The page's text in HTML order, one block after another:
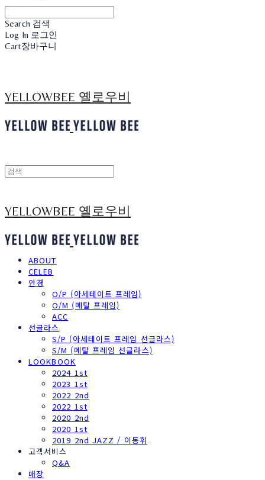
Search 검색
Log In 로그인
Cart장바구니
YELLOWBEE 옐로우비
YELLOWBEE 옐로우비
ABOUT
CELEB
안경
O/P (아세테이트 프레임)
O/M (메탈 프레임)
ACC
선글라스
S/P (아세테이트 프레임 선글라스)
S/M (메탈 프레임 선글라스)
LOOKBOOK
2024 1st
2023 1st
2022 2nd
2022 1st
2020 2nd
2020 1st
2019 2nd JAZZ / 이동휘
고객서비스
Q&A
매장